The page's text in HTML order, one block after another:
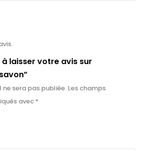
laisser votre avis sur
sera pas publiée. Les champs
avec *